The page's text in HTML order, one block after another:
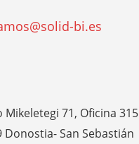
bi.es
Mikeletegi 71, Oficina 315
Donostia- San Sebastián